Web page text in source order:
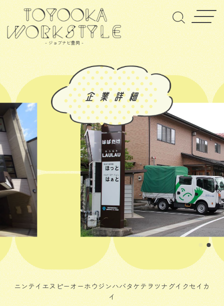
- ジョブナビ豊岡 -
ニンテイエヌピーオーホウジンハバタケテヲツナグイクセイカ
イ